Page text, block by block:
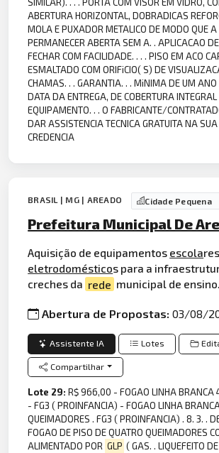
SIMILAR). . . . PORTA COM VISOR EM VIDRO,
ABERTURA HORIZONTAL, DOBRADICAS
MOLA E PUXADOR METALICO DE MODO QUE
PERMANECER ABERTA SEM A. . APLICACAO
FECHAR COM FACILIDADE. . . . PISO EM ACO
ESMALTADO COM ORIFiCIO( S) DE
CHAMAS. . . GARANTIA. . . MiNIMA DE UM
DATA DA ENTREGA, DE COBERTURA INTEGRAL
EQUIPAMENTO. . . O FABRICANTE/
DAR ASSISTENCIA TECNICA GRATUITA NA SUA
CREDENCIA
BRASIL | MG | AREADO Cidade Pequena
Prefeitura Municipal De
Aquisição de equipamentos escola
eletrodomésticos para a
creches da rede municipal de ensino.
Abertura de Propostas:03/08/
Assistente IA Lotes
Compartilhar
Lote 29:R$ 966,00 - FOGAO LINHA BRANCA
- FG3 ( PROINFANCIA) - FOGAO LINHA
QUEIMADORES . FG3 ( PROINFANCIA) . 8. 3. .
FOGAO DE PISO DE QUATRO QUEIMADORES
ALIMENTADO POR GLP ( GAS. . LIQUEFEITO